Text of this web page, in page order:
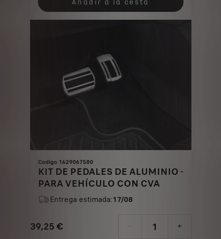
63,00
Añadir a la cesta
Codigo 1629067580
KIT DE PEDALES DE ALUMINIO -
PARA VEHÍCULO CON CVA
Entrega estimada:17/08
39,25 € - +